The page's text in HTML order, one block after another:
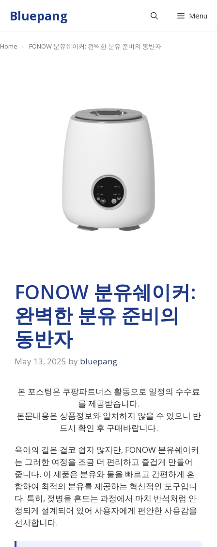
Bluepang Menu
Home FONOW 분유쉐이커: 완벽한 분유 준비의 동반자
FONOW 분유쉐이커:
완벽한 분유 준비의
동반자
May 13, 2025 by bluepang
본 포스팅은 쿠팡파트너스 활동으로 일정의 수수료
를 제공받습니다.
본문내용은 상품정보와 일치하지 않을 수 있으니 반
드시 확인 후 구매바랍니다.
육아의 길은 결코 쉽지 않지만, FONOW 분유쉐이커
는 그러한 여정을 조금 더 편리하고 즐겁게 만들어
줍니다. 이 제품은 분유와 물을 빠르고 간편하게 혼
합하여 최적의 분유를 제공하는 혁신적인 도구입니
다. 특히, 젖병을 흔드는 과정에서 마치 반석처럼 안
정되게 설계되어 있어 사용자에게 편안한 사용감을
선사합니다.